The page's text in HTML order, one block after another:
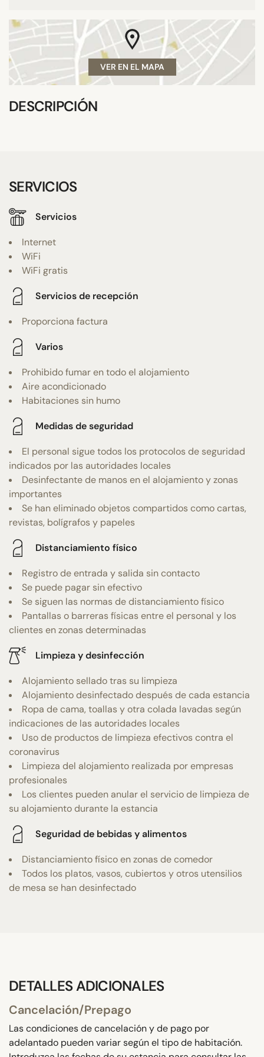
VER EN EL MAPA
DESCRIPCIÓN
SERVICIOS
Servicios
Internet
WiFi
WiFi gratis
Servicios de recepción
Proporciona factura
Varios
Prohibido fumar en todo el alojamiento
Aire acondicionado
Habitaciones sin humo
Medidas de seguridad
El personal sigue todos los protocolos de seguridad
indicados por las autoridades locales
Desinfectante de manos en el alojamiento y zonas
importantes
Se han eliminado objetos compartidos como cartas,
revistas, bolígrafos y papeles
Distanciamiento físico
Registro de entrada y salida sin contacto
Se puede pagar sin efectivo
Se siguen las normas de distanciamiento físico
Pantallas o barreras físicas entre el personal y los
clientes en zonas determinadas
Limpieza y desinfección
Alojamiento sellado tras su limpieza
Alojamiento desinfectado después de cada estancia
Ropa de cama, toallas y otra colada lavadas según
indicaciones de las autoridades locales
Uso de productos de limpieza efectivos contra el
coronavirus
Limpieza del alojamiento realizada por empresas
profesionales
Los clientes pueden anular el servicio de limpieza de
su alojamiento durante la estancia
Seguridad de bebidas y alimentos
Distanciamiento físico en zonas de comedor
Todos los platos, vasos, cubiertos y otros utensilios
de mesa se han desinfectado
DETALLES ADICIONALES
Cancelación/Prepago
Las condiciones de cancelación y de pago por
adelantado pueden variar según el tipo de habitación.